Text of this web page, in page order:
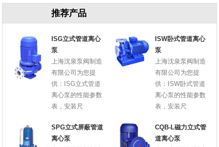
推荐产品
ISG立式管道离心
泵
上海沈泉泵阀制造
有限公司为您提
供：ISG立式管道
离心泵的性能参数
表，安装尺
ISW卧式管道离心
泵
上海沈泉泵阀制造
有限公司为您提
供：ISW卧式管道
离心泵的性能参数
表，安装尺
SPG立式屏蔽管道
离心泵
CQB-L磁力立式管
道离心泵